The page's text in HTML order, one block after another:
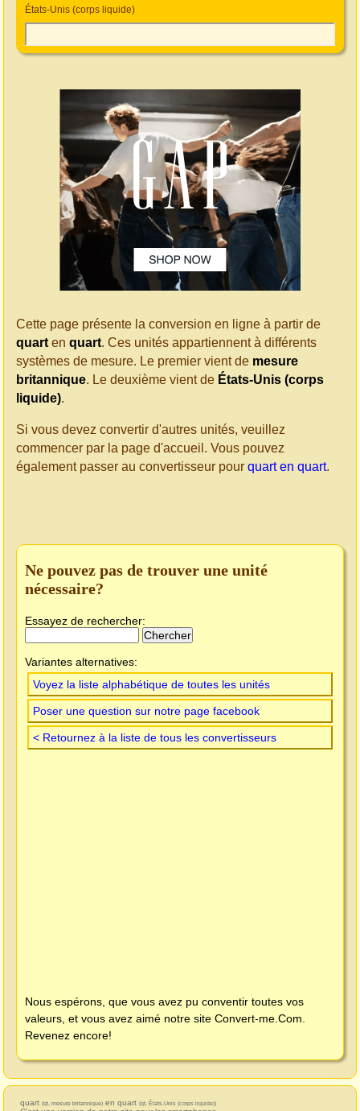
États-Unis (corps liquide)
Cette page présente la conversion en ligne à partir de
quart en quart. Ces unités appartiennent à différents
systèmes de mesure. Le premier vient de mesure
britannique. Le deuxième vient de États-Unis (corps
liquide).
Si vous devez convertir d'autres unités, veuillez
commencer par la page d'accueil. Vous pouvez
également passer au convertisseur pour quart en quart.
Ne pouvez pas de trouver une unité
nécessaire?
Essayez de rechercher:
Variantes alternatives:
Voyez la liste alphabétique de toutes les unités
Poser une question sur notre page facebook
< Retournez à la liste de tous les convertisseurs
Nous espérons, que vous avez pu conventir toutes vos
valeurs, et vous avez aimé notre site Convert-me.Com
Revenez encore!
quart (qt, mesure britannique) en quart (qt, États-Unis (corps liquide))